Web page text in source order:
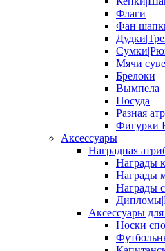
Флаги
Фан
Мячи
Брелоки
Вымпела
Посуда
Разная
Фигурки
Аксессуары
Наградная
Награды
Награды
Награды
Аксессуары для
Носки